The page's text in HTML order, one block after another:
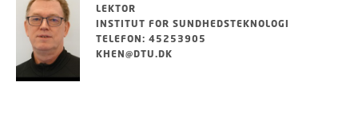
LEKTOR
INSTITUT FOR SUNDHEDSTEKNOLOGI
TELEFON: 45253905
KHEN@DTU.DK